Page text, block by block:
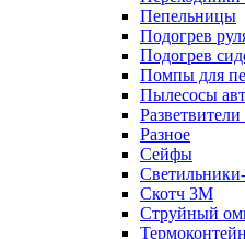
Пепельницы
Подогрев
Подогрев
Помпы для
Пылесосы
Разное
Сейфы
Скотч 3М
Струйный